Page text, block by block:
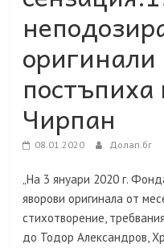
Чирпан
08.01.2020 Долап.бг
„На 3 януари 2020 г.
яворови оригинала от
стихотворение,
до Тодор Александров,